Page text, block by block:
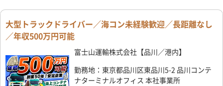
大型トラックドライバー／海コン未経験歓迎／長距離なし
／年収500万円可能
富士山運輸株式会社【品川／港内】
勤務地：東京都品川区東品川5-2 品川コンテ
ナターミナルオフィス 本社事業所